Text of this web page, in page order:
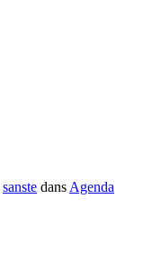
sanste dansAgenda